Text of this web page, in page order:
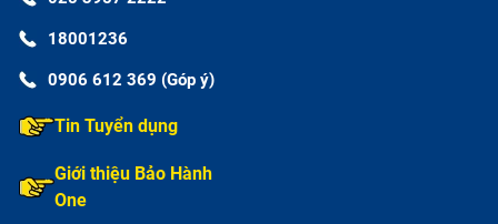
18001236
0906 612 369 (Góp ý)
Tin Tuyển dụng
Giới thiệu Bảo Hành
One